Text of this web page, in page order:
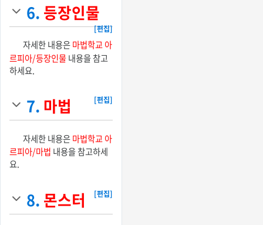
6. 등장인물
[편집]
자세한 내용은마법학교 아
르피아/등장인물내용을 참고
하세요.
7. 마법 [편집]
자세한 내용은마법학교 아
르피아/마법 내용을 참고하세
요.
8. 몬스터 [편집]